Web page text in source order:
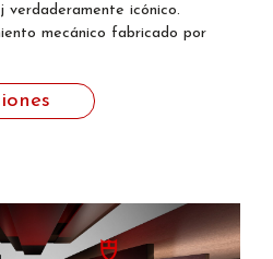
verdaderamente icónico.
mecánico fabricado por